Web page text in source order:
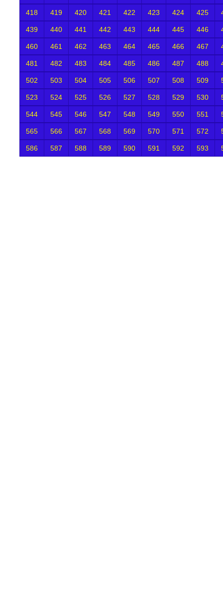
418 419 420 421 422 423 424 425
439 440 441 442 443 444 445 446
460 461 462 463 464 465 466 467
481 482 483 484 485 486 487 488
502 503 504 505 506 507 508 509
523 524 525 526 527 528 529 530
544 545 546 547 548 549 550 551
565 566 567 568 569 570 571 572
586 587 588 589 590 591 592 593